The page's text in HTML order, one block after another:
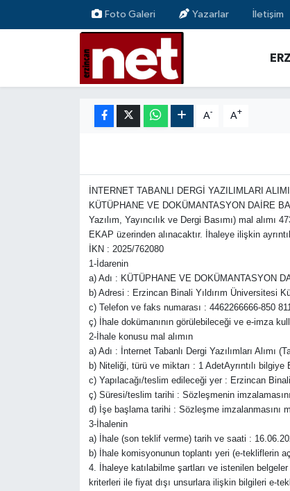
Foto Galeri Yazarlar İletişim
A- A+
İNTERNET TABANLI DERGİ YAZILIMLARI
KÜTÜPHANE VE DOKÜMANTASYON DAİRE
Yazılım, Yayıncılık ve Dergi Basımı) mal
EKAP üzerinden alınacaktır. İhaleye ilişkin
İKN : 2025/762080
1-İdarenin
a) Adı : KÜTÜPHANE VE DOKÜMANTASYON
b) Adresi : Erzincan Binali Yıldırım Üniversitesi
c) Telefon ve faks numarası : 4462266666-850
ç) İhale dokümanının görülebileceği ve e-imza
2-İhale konusu mal alımın
a) Adı : İnternet Tabanlı Dergi Yazılımları Alımı
b) Niteliği, türü ve miktarı : 1 AdetAyrıntılı
c) Yapılacağı/teslim edileceği yer : Erzincan
ç) Süresi/teslim tarihi : Sözleşmenin
d) İşe başlama tarihi : Sözleşme imzalanmasını
3-İhalenin
a) İhale (son teklif verme) tarih ve saati :
b) İhale komisyonunun toplantı yeri (e-tekliflerin
4. İhaleye katılabilme şartları ve istenilen
kriterleri ile fiyat dışı unsurlara ilişkin bilgileri e-
AKADEMİK YAZILAR
ASAYİŞ
EKONOMİ
GAZETEMİZ
ÖZEL HABER
Merkez Nöbetçi Eczaneler
Merkez Hava Durumu
Merkez Trafik Yoğunluk Haritası
Tüm Manşetler
Son Dakika Haberleri
Haber Arşivi